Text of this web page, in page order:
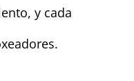
y cada